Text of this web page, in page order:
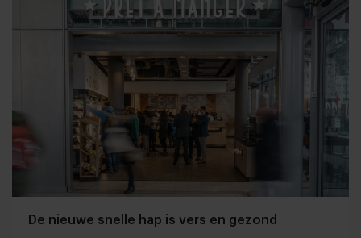
De nieuwe snelle hap is vers en gezond